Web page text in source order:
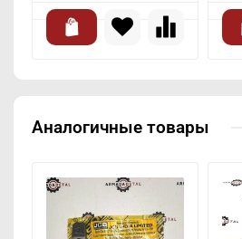
Аналогичные товары